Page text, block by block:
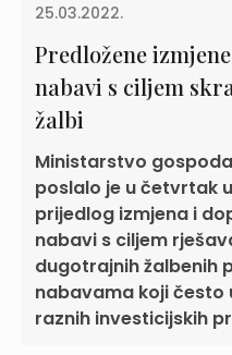
25.03.2022.
Predložene
nabavi s ciljem
žalbi
Ministarstvo
poslalo je u četvrtak
prijedlog izmjena i
nabavi s ciljem
dugotrajnih žalbenih
nabavama koji
raznih investicijskih